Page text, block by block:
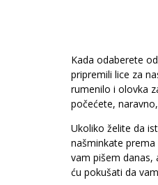
Kada odaberete
pripremili lice za
rumenilo i olovka
počećete,
Ukoliko želite da
našminkate
vam pišem danas,
ću pokušati da